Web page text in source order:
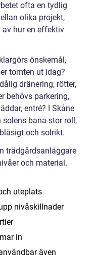
ofta en tydlig
olika projekt,
av hur en effektiv
önskemål,
tomten ut idag?
dränering, rötter,
behövs parkering,
entré? I Skåne
bana stor roll,
och solrikt.
trädgårdsanläggare
och material.
uteplats
nivåskillnader
in
även